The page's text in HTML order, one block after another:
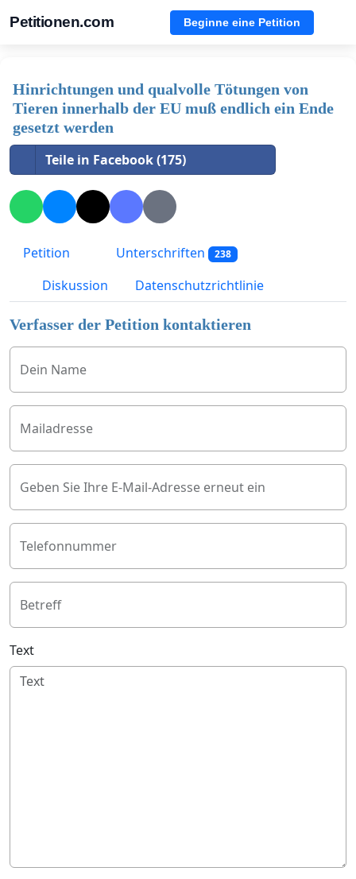
Petitionen.com Beginne eine Petition
Hinrichtungen und qualvolle Tötungen von
Tieren innerhalb der EU muß endlich ein Ende
gesetzt werden
Teile in Facebook (175)
Petition Unterschriften 238
Diskussion Datenschutzrichtlinie
Verfasser der Petition kontaktieren
Dein Name
Mailadresse
Geben Sie Ihre E-Mail-Adresse erneut ein
Telefonnummer
Betreff
Text